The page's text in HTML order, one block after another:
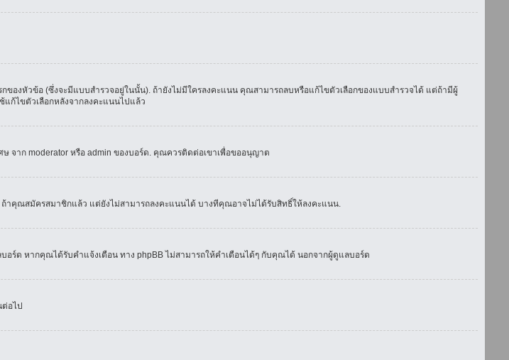
องหัวข้อ (ซึ่งจะมีแบบสำรวจอยู่ในนั้น). ถ้ายังไม่มีใครลงคะแนน คุณสามารถลบหรือแก้ไขตัวเลือกของแบบสำรวจได้ แต่ถ้ามีผู้
แก้ไขตัวเลือกหลังจากลงคะแนนไปแล้ว
จาก moderator หรือ admin ของบอร์ด. คุณควรติดต่อเขาเพื่อขออนุญาต
าคุณสมัครสมาชิกแล้ว แต่ยังไม่สามารถลงคะแนนได้ บางทีคุณอาจไม่ได้รับสิทธิ์ให้ลงคะแนน.
ด หากคุณได้รับคำแจ้งเตือน ทาง phpBB ไม่สามารถให้คำเตือนได้ๆ กับคุณได้ นอกจากผู้ดูแลบอร์ด
อไป